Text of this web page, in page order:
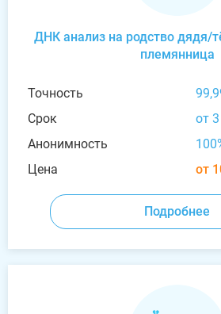
ДНК анализ на родство дядя/
племянница
Точность
Срок
от
Анонимность
Цена
от
Подробнее